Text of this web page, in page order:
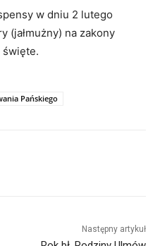
w dniu 2 lutego
(jałmużny) na zakony
święte.
Pańskiego
Następny artykuł